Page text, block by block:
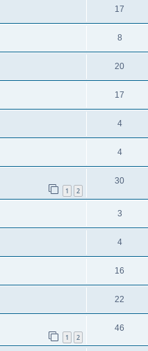
17
8
20
17
4
4
1 2
30
3
4
16
22
1 2
46